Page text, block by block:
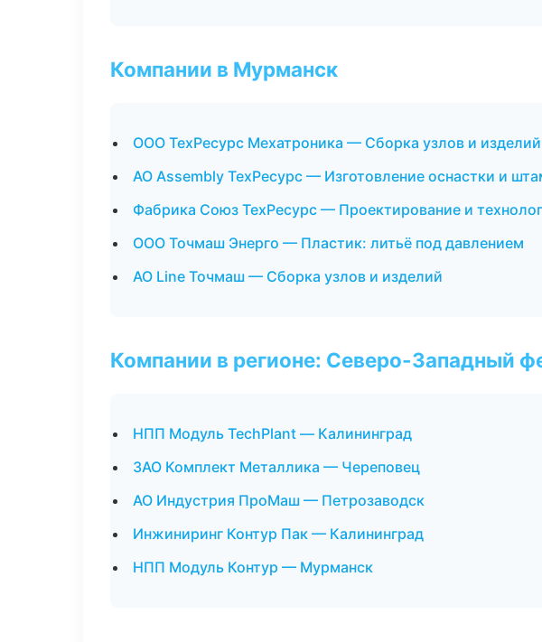
Компании в Мурманск
ООО ТехРесурс Мехатроника — Сборка узлов и изделий
АО Assembly ТехРесурс — Изготовление оснастки и
Фабрика Союз ТехРесурс — Проектирование и
ООО Точмаш Энерго — Пластик: литьё под давлением
АО Line Точмаш — Сборка узлов и изделий
Компании в регионе: Северо-Западный
НПП Модуль TechPlant — Калининград
ЗАО Комплект Металлика — Череповец
АО Индустрия ПроМаш — Петрозаводск
Инжиниринг Контур Пак — Калининград
НПП Модуль Контур — Мурманск